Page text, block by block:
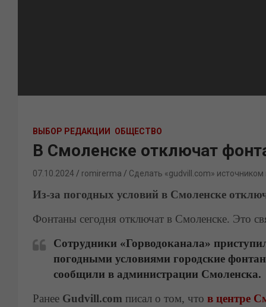
ВЫБОР РЕДАКЦИИ ОБЩЕСТВО
В Смоленске отключат
07.10.2024 romirerma Сделать «gudvill.com» источником
Из-за погодных условий в Смоленске
Фонтаны сегодня отключат в Смоленске. Это
Сотрудники «Горводоканала»
погодными условиями городские
сообщили в администрации Смоленска.
Ранее Gudvill.com писал о том, что в центре